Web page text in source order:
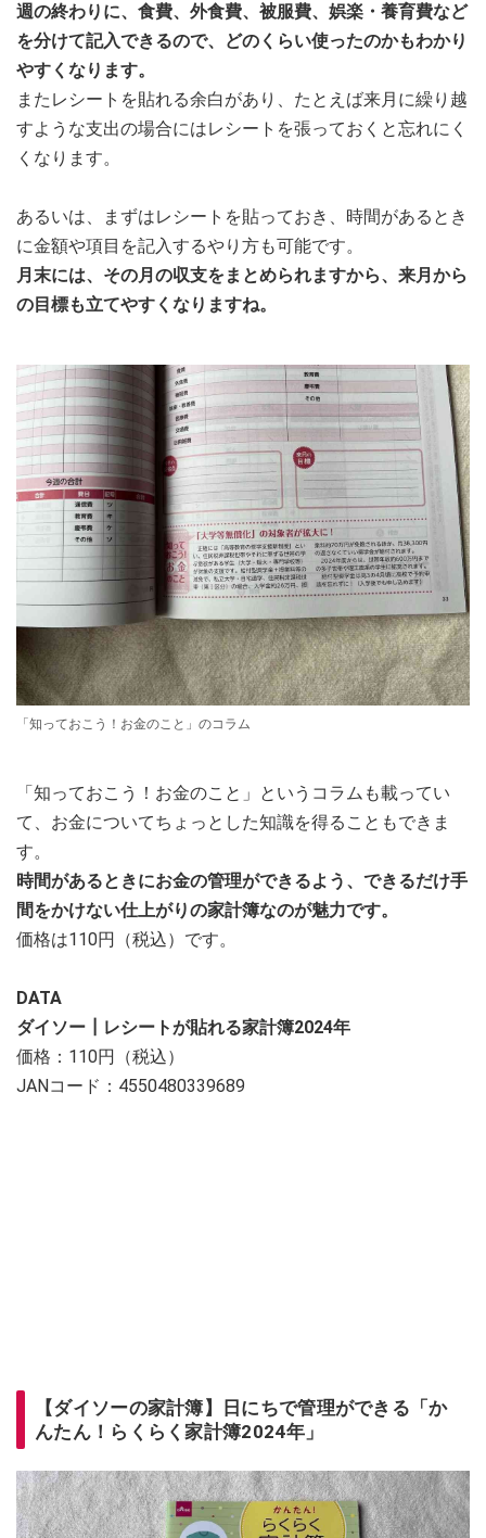
週の終わりに、食費、外食費、被服費、娯楽・養育費など
を分けて記入できるので、どのくらい使ったのかもわかり
やすくなります。
またレシートを貼れる余白があり、たとえば来月に繰り越
すような支出の場合にはレシートを張っておくと忘れにく
くなります。
あるいは、まずはレシートを貼っておき、時間があるとき
に金額や項目を記入するやり方も可能です。
月末には、その月の収支をまとめられますから、来月から
の目標も立てやすくなりますね。
「知っておこう！お金のこと」のコラム
「知っておこう！お金のこと」というコラムも載ってい
て、お金についてちょっとした知識を得ることもできま
す。
時間があるときにお金の管理ができるよう、できるだけ手
間をかけない仕上がりの家計簿なのが魅力です。
価格は110円（税込）です。
DATA
ダイソー┃レシートが貼れる家計簿2024年
価格：110円（税込）
JANコード：4550480339689
【ダイソーの家計簿】日にちで管理ができる「か
んたん！らくらく家計簿2024年」